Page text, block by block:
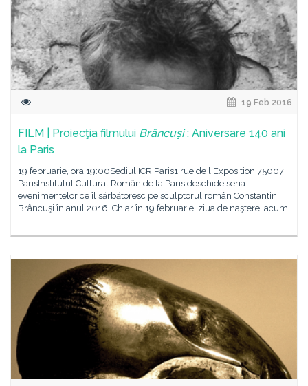
19 Feb 2016
FILM | Proiecţia filmului Brâncuşi: Aniversare 140 ani
la Paris
19 februarie, ora 19:00Sediul ICR Paris1 rue de l'Exposition 75007
ParisInstitutul Cultural Român de la Paris deschide seria
evenimentelor ce îl sărbătoresc pe sculptorul român Constantin
Brâncuşi în anul 2016. Chiar în 19 februarie, ziua de naştere, acum